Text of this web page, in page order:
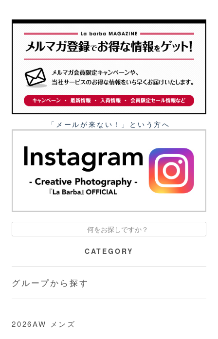
「メールが来ない！」という⽅へ
CATEGORY
グループから探す
2026AW メンズ